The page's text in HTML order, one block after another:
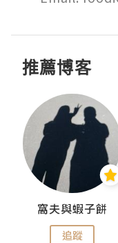
推薦博客
窩夫與蝦子餅
追蹤